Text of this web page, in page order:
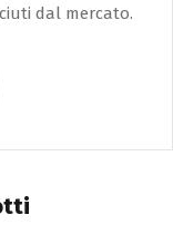
dal mercato.